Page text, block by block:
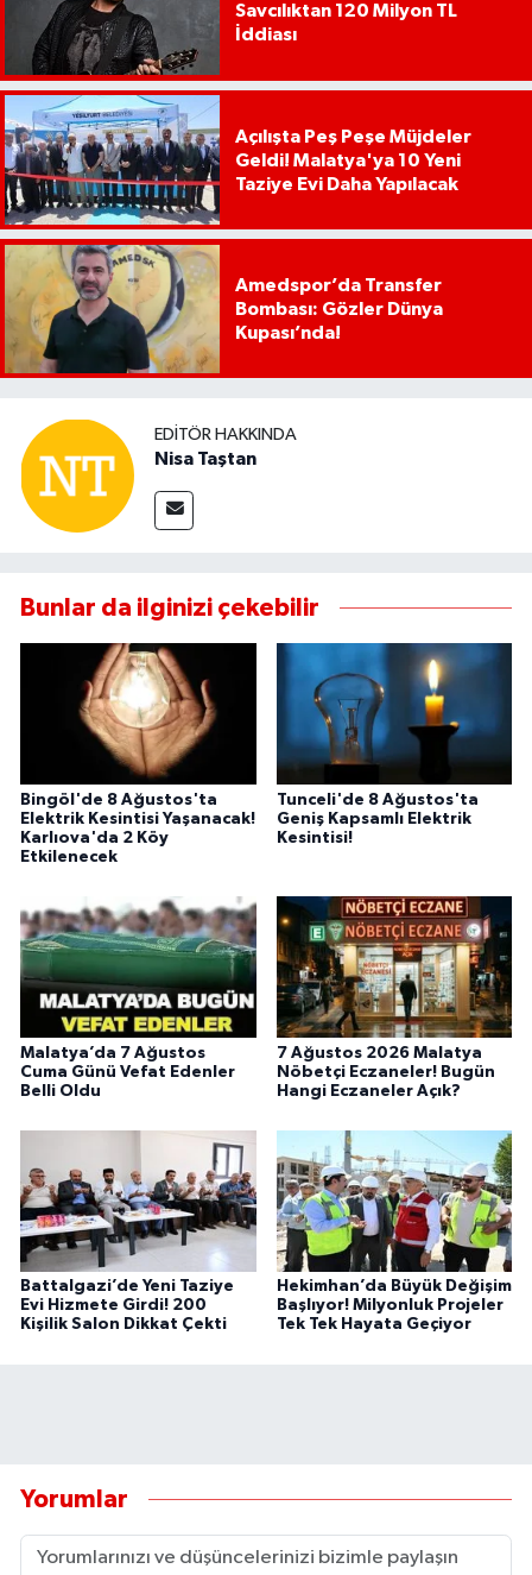
Savcılıktan 120 Milyon TL
İddiası
Açılışta Peş Peşe Müjdeler
Geldi! Malatya'ya 10 Yeni
Taziye Evi Daha Yapılacak
Amedspor’da Transfer
Bombası: Gözler Dünya
Kupası’nda!
EDITÖR HAKKINDA
Nisa Taştan
Bunlar da ilginizi çekebilir
Bingöl'de 8 Ağustos'ta
Elektrik Kesintisi Yaşanacak!
Karlıova'da 2 Köy
Etkilenecek
Tunceli'de 8 Ağustos'ta
Geniş Kapsamlı Elektrik
Kesintisi!
Malatya’da 7 Ağustos
Cuma Günü Vefat Edenler
Belli Oldu
7 Ağustos 2026 Malatya
Nöbetçi Eczaneler! Bugün
Hangi Eczaneler Açık?
Battalgazi’de Yeni Taziye
Evi Hizmete Girdi! 200
Kişilik Salon Dikkat Çekti
Hekimhan’da Büyük Değişim
Başlıyor! Milyonluk Projeler
Tek Tek Hayata Geçiyor
Yorumlar